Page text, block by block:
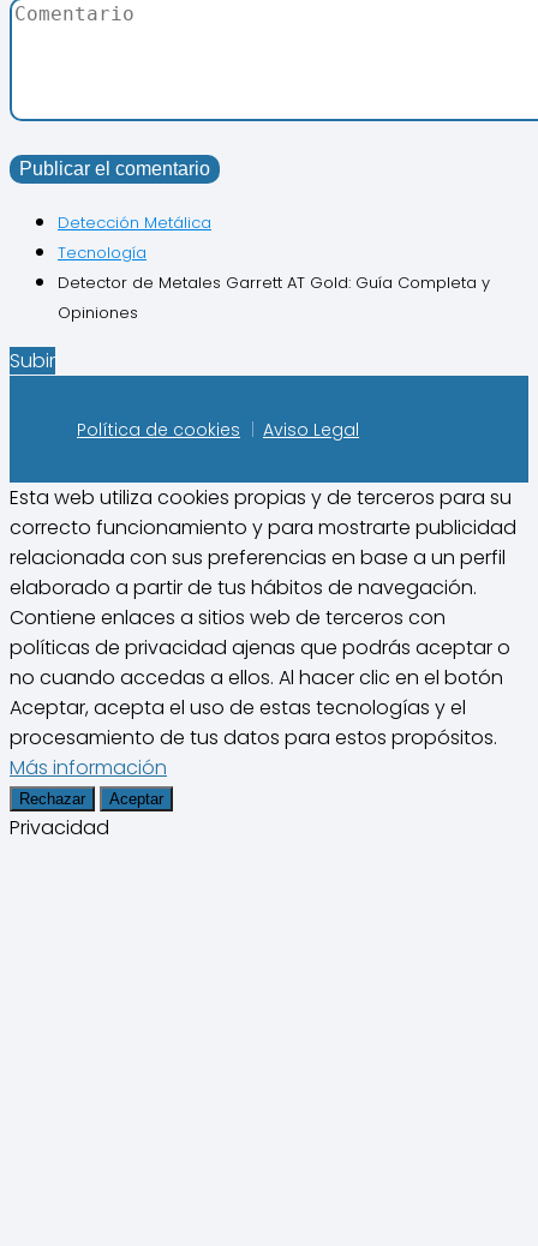
Detección Metálica
Tecnología
Detector de Metales Garrett AT Gold: Guía Completa y
Opiniones
Subir
Política de cookies Aviso Legal
Esta web utiliza cookies propias y de terceros para su
correcto funcionamiento y para mostrarte publicidad
relacionada con sus preferencias en base a un perfil
elaborado a partir de tus hábitos de navegación.
Contiene enlaces a sitios web de terceros con
políticas de privacidad ajenas que podrás aceptar o
no cuando accedas a ellos. Al hacer clic en el botón
Aceptar, acepta el uso de estas tecnologías y el
procesamiento de tus datos para estos propósitos.
Más información
Rechazar Aceptar
Privacidad